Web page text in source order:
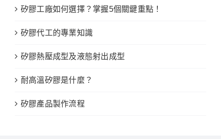
矽膠工廠如何選擇？掌握5個關鍵重點！
矽膠代工的專業知識
矽膠熱壓成型及液態射出成型
耐高溫矽膠是什麼？
矽膠產品製作流程